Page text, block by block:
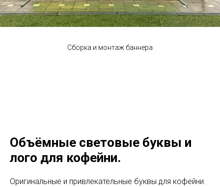
Сборка и монтаж баннера
Объёмные световые буквы и
лого для кофейни.
Оригинальные и привлекательные буквы для кофейни.